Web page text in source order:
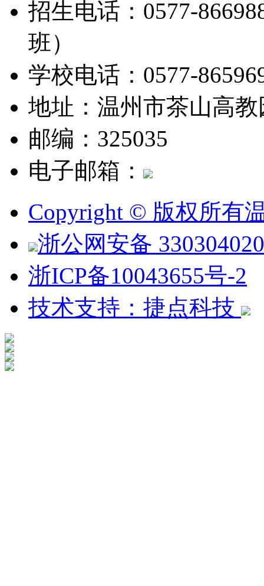
招生电话：0577-
班）
学校电话：0577-
地址：温州市茶山高教
邮编：325035
电子邮箱：
Copyright © 版权所有
浙公网安备
浙ICP备10043655号-2
技术支持：捷点科技